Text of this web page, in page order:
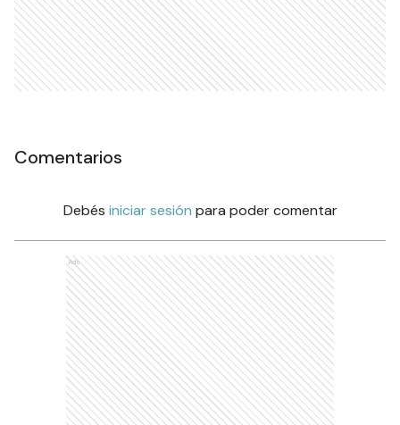
Comentarios
Debés iniciar sesión para poder comentar
Ads